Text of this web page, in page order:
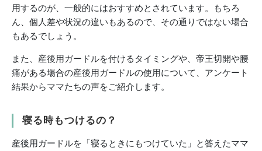
用するのが、一般的にはおすすめとされています。もちろ
ん、個人差や状況の違いもあるので、その通りではない場合
もあるでしょう。
また、産後用ガードルを付けるタイミングや、帝王切開や腰
痛がある場合の産後用ガードルの使用について、アンケート
結果からママたちの声をご紹介します。
寝る時もつけるの？
産後用ガードルを「寝るときにもつけていた」と答えたママ